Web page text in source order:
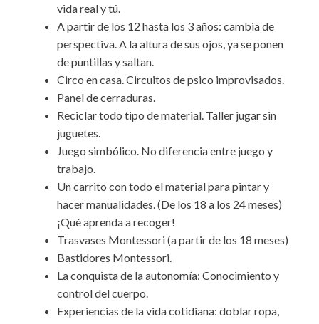
vida real y tú.
A partir de los 12 hasta los 3 años: cambia de
perspectiva. A la altura de sus ojos, ya se ponen
de puntillas y saltan.
Circo en casa. Circuitos de psico improvisados.
Panel de cerraduras.
Reciclar todo tipo de material. Taller jugar sin
juguetes.
Juego simbólico. No diferencia entre juego y
trabajo.
Un carrito con todo el material para pintar y
hacer manualidades. (De los 18 a los 24 meses)
¡Qué aprenda a recoger!
Trasvases Montessori (a partir de los 18 meses)
Bastidores Montessori.
La conquista de la autonomía: Conocimiento y
control del cuerpo.
Experiencias de la vida cotidiana: doblar ropa,